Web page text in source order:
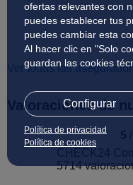
ofertas relevantes con
puedes establecer tus
puedes cambiar esta
Al hacer clic en "Solo
guardan las cookies
Configurar
Política de privacidad
Política de cookies
Ver todas las
Valoraciones de
5714